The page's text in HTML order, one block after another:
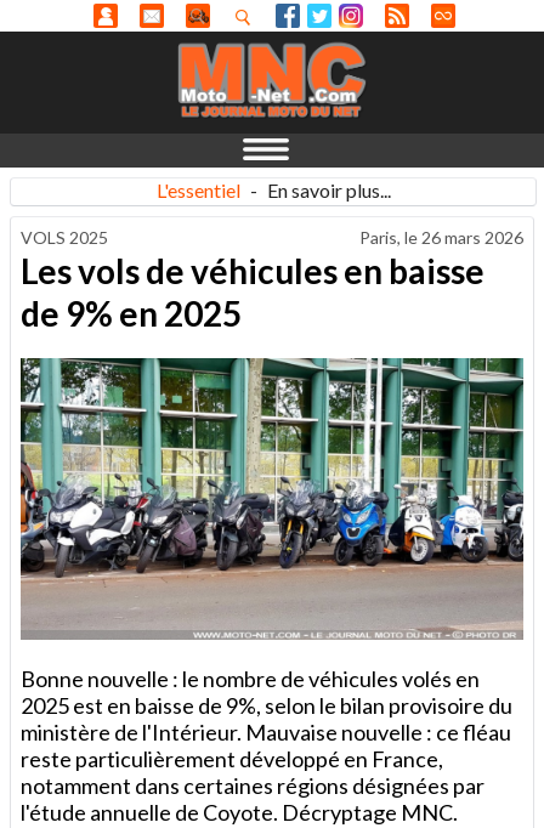
L'essentiel - En savoir plus...
VOLS 2025 Paris, le 26 mars 2026
Les vols de véhicules en baisse
de 9% en 2025
Bonne nouvelle : le nombre de véhicules volés en
2025 est en baisse de 9%, selon le bilan provisoire du
ministère de l'Intérieur. Mauvaise nouvelle : ce fléau
reste particulièrement développé en France,
notamment dans certaines régions désignées par
l'étude annuelle de Coyote. Décryptage MNC.